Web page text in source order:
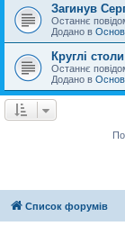
Загинув
Останнє
Додано в
Круглі
Останнє
Додано в
Список форумів